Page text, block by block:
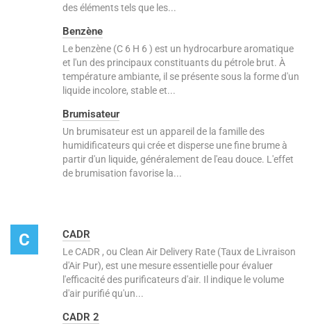
des éléments tels que les...
Benzène
Le benzène (C 6 H 6 ) est un hydrocarbure aromatique
et l'un des principaux constituants du pétrole brut. À
température ambiante, il se présente sous la forme d'un
liquide incolore, stable et...
Brumisateur
Un brumisateur est un appareil de la famille des
humidificateurs qui crée et disperse une fine brume à
partir d'un liquide, généralement de l'eau douce. L'effet
de brumisation favorise la...
C CADR
Le CADR , ou Clean Air Delivery Rate (Taux de Livraison
d'Air Pur), est une mesure essentielle pour évaluer
l'efficacité des purificateurs d'air. Il indique le volume
d'air purifié qu'un...
CADR 2